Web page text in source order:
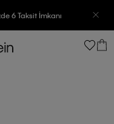
6 Taksit İmkanı